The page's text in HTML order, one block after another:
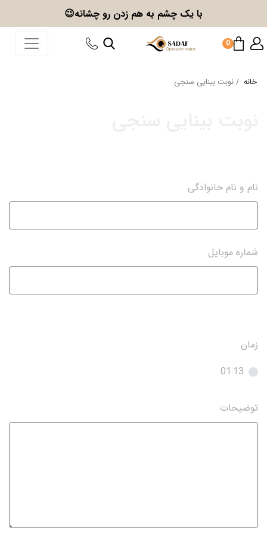
با یک چشم به هم زدن رو چشاته😉
0
خانه نوبت بینایی سنجی
نام و نام خانوادگی
شماره موبایل
زمان
01:13
توضیحات